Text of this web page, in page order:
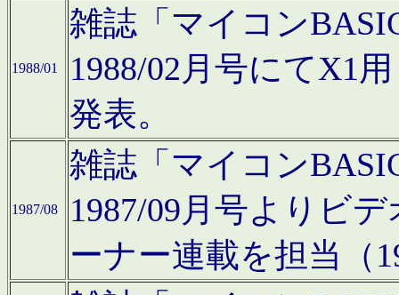
1988/01
雑誌「マイコン
1988/02月号にてX1
発表。
1987/08
雑誌「マイコン
1987/09月号よりビ
ーナー連載を担当（